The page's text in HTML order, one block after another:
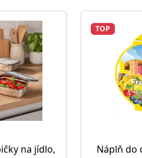
na jídlo,
TOP
Náplň do